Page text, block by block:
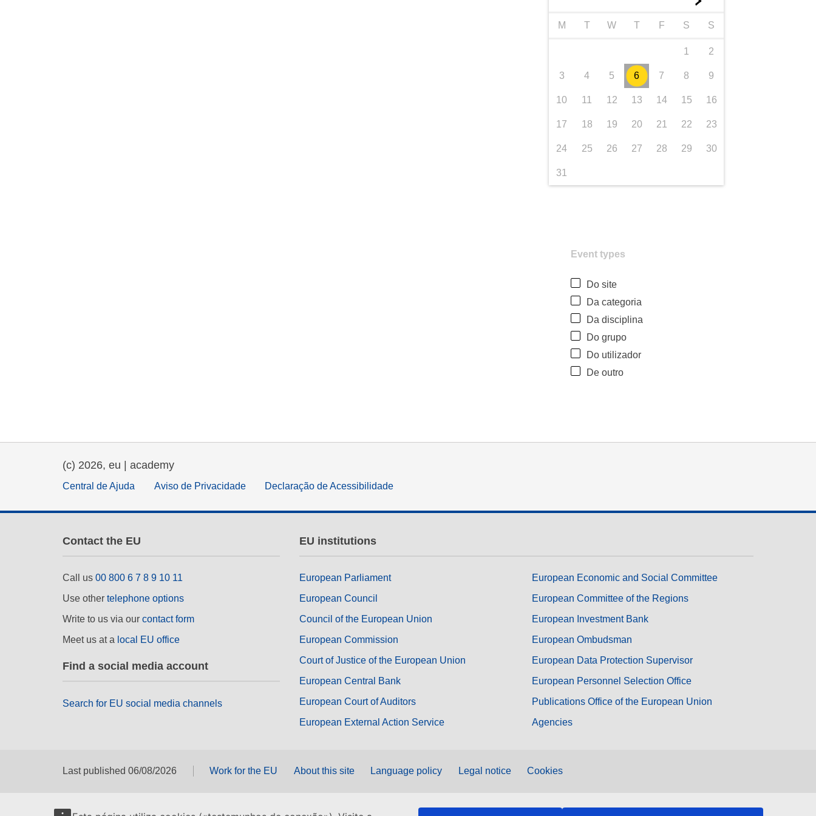
M T W T F S S
1 2
3 4 5 6 7 8 9
10 11 12 13 14 15 16
17 18 19 20 21 22 23
24 25 26 27 28 29 30
31
Event types
Do site
Da categoria
Da disciplina
Do grupo
Do utilizador
De outro
(c) 2026, eu | academy
Central de Ajuda Aviso de Privacidade Declaração de Acessibilidade
Contact the EU
Call us 00 800 6 7 8 9 10 11
Use other telephone options
Write to us via our contact form
Meet us at a local EU office
Find a social media account
Search for EU social media channels
EU institutions
European Parliament
European Council
Council of the European Union
European Commission
Court of Justice of the European Union
European Central Bank
European Court of Auditors
European External Action Service
European Economic and Social Committee
European Committee of the Regions
European Investment Bank
European Ombudsman
European Data Protection Supervisor
European Personnel Selection Office
Publications Office of the European Union
Agencies
Last published 06/08/2026 Work for the EU About this site Language policy Legal notice Cookies